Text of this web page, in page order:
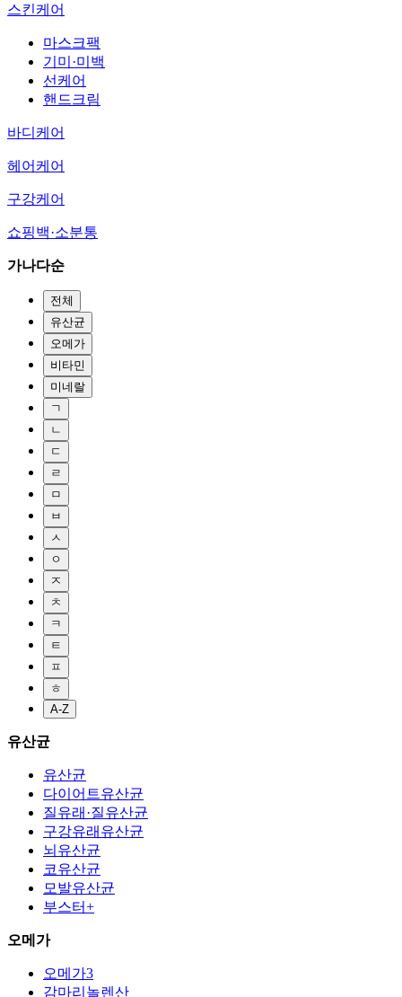
스킨케어
마스크팩
기미·미백
선케어
핸드크림
바디케어
헤어케어
구강케어
쇼핑백·소분통
가나다순
전체
유산균
오메가
비타민
미네랄
ㄱ
ㄴ
ㄷ
ㄹ
ㅁ
ㅂ
ㅅ
ㅇ
ㅈ
ㅊ
ㅋ
ㅌ
ㅍ
ㅎ
A-Z
유산균
유산균
다이어트유산균
질유래·질유산균
구강유래유산균
뇌유산균
코유산균
모발유산균
부스터+
오메가
오메가3
감마리놀렌산